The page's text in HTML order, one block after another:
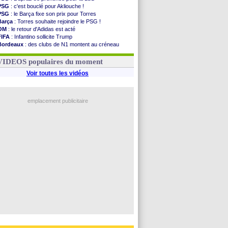
: c'est bouclé pour Akliouche !
: le Barça fixe son prix pour Torres
: Torres souhaite rejoindre le PSG !
: le retour d'Adidas est acté
: Infantino sollicite Trump
: des clubs de N1 montent au créneau
: le démenti de Leipzig pour Diomandé
populaires du moment
Voir toutes les vidéos
emplacement publicitaire